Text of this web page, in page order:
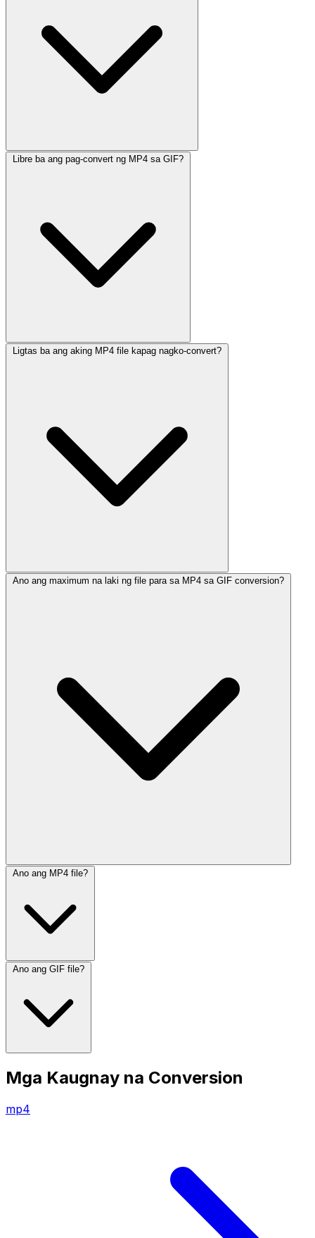
Libre ba ang pag-convert ng MP4 sa GIF?
Ligtas ba ang aking MP4 file kapag nagko-convert?
Ano ang maximum na laki ng file para sa MP4 sa GIF conversion?
Ano ang MP4 file?
Ano ang GIF file?
Mga Kaugnay na Conversion
mp4